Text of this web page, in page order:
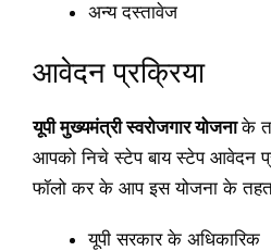
अन्य दस्तावेज
आवेदन प्रक्रिया
यूपी मुख्यमंत्री स्वरोजगार योजनाके
आपको निचे स्टेप बाय स्टेप आवेदन
फॉलो कर के आप इस योजना के
यूपी सरकार के अधिकारिक